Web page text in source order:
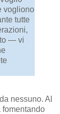
vogliono
tutte
— vi
nessuno. Al
fomentando